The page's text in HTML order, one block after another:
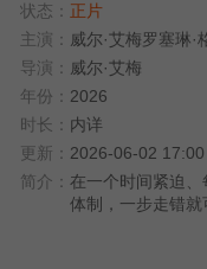
状态： 正片
主演： 威尔·艾梅罗塞琳·
导演： 威尔·艾梅
年份： 2026
时长： 内详
更新： 2026-06-02 17:00
简介： 在一个时间紧迫
体制，一步走错就